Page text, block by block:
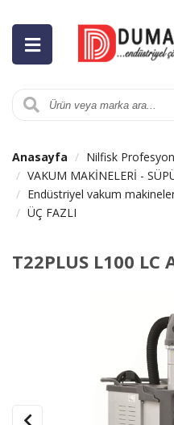
Anasayfa
Nilfisk
VAKUM MAKİNELERİ -
Endüstriyel vakum
ÜÇ FAZLI
T22PLUS L100 LC